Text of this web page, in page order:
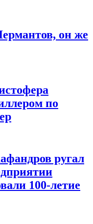
он же
по
ругал
100-летие